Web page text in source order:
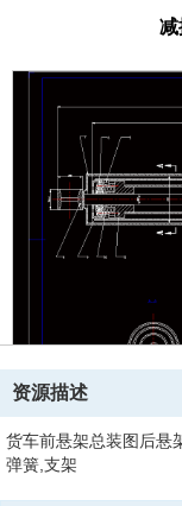
资源描述
货车前悬架总装图后悬
弹簧,支架